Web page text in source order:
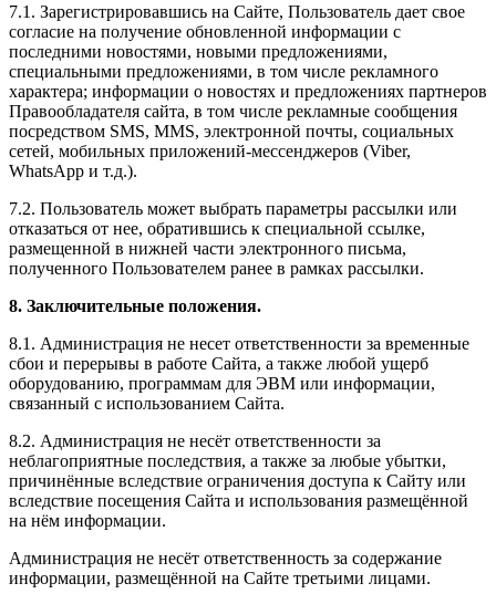
7.1. Зарегистрировавшись на Сайте, Пользователь дает свое
согласие на получение обновленной информации с
последними новостями, новыми предложениями,
специальными предложениями, в том числе рекламного
характера; информации о новостях и предложениях партнеров
Правообладателя сайта, в том числе рекламные сообщения
посредством SMS, MMS, электронной почты, социальных
сетей, мобильных приложений-мессенджеров (Viber,
WhatsApp и т.д.).
7.2. Пользователь может выбрать параметры рассылки или
отказаться от нее, обратившись к специальной ссылке,
размещенной в нижней части электронного письма,
полученного Пользователем ранее в рамках рассылки.
8. Заключительные положения.
8.1. Администрация не несет ответственности за временные
сбои и перерывы в работе Сайта, а также любой ущерб
оборудованию, программам для ЭВМ или информации,
связанный с использованием Сайта.
8.2. Администрация не несёт ответственности за
неблагоприятные последствия, а также за любые убытки,
причинённые вследствие ограничения доступа к Сайту или
вследствие посещения Сайта и использования размещённой
на нём информации.
Администрация не несёт ответственность за содержание
информации, размещённой на Сайте третьими лицами.